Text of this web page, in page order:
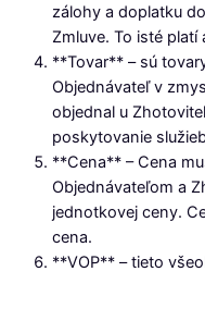
zálohy a doplatku
Zmluve. To isté
**Tovar** – sú
Objednávateľ v
objednal u
poskytovanie
**Cena** – Cena
Objednávateľom a
jednotkovej ceny.
cena.
**VOP** – tieto